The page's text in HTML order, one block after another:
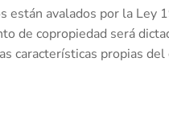
están avalados por la
de copropiedad será
características propias